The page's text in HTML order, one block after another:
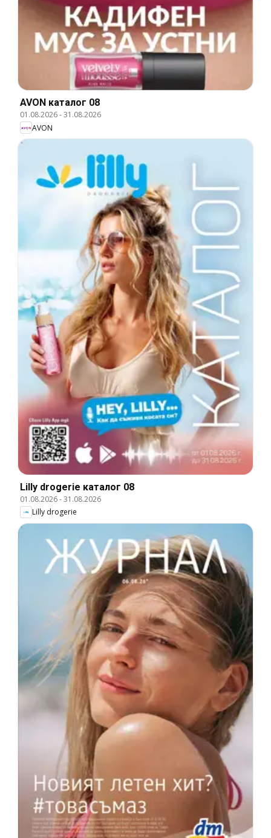
AVON каталог 08
01.08.2026-31.08.2026
AVON
Lilly drogerie каталог 08
01.08.2026-31.08.2026
Lilly drogerie